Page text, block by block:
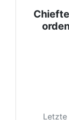
Letzte